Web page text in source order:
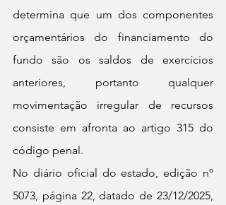
determina que um dos componentes
orçamentários do financiamento do
fundo são os saldos de exercícios
anteriores, portanto qualquer
movimentação irregular de recursos
consiste em afronta ao artigo 315 do
código penal.
No diário oficial do estado, edição nº
5073, página 22, datado de 23/12/2025,